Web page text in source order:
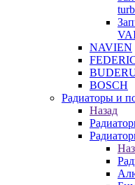
NAVIEN
BOSCH
Радиаторы и
Назад